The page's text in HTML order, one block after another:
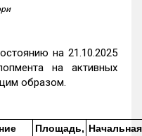
на 21.10.2025
на активных
образом.
Площадь, Начальная